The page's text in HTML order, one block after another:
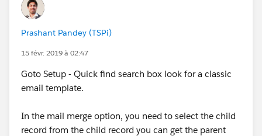
Prashant Pandey (TSPi)
15 févr. 2019 à 02:47
Goto Setup - Quick find search box look for a classic
email template.
In the mail merge option, you need to select the child
record from the child record you can get the parent